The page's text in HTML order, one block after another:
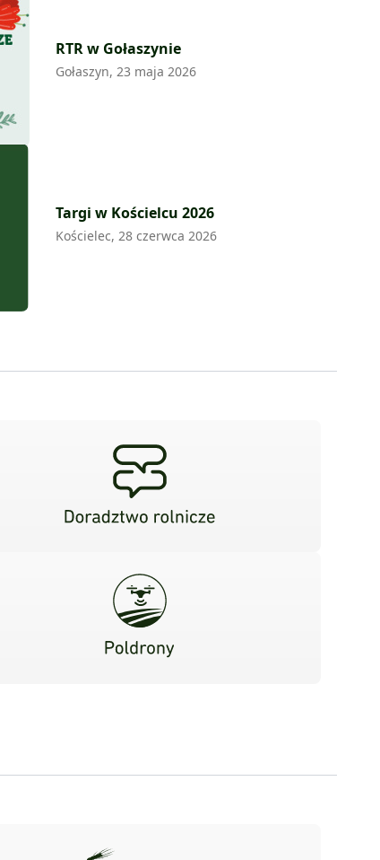
RTR w Gołaszynie
Gołaszyn, 23 maja 2026
Targi w Kościelcu 2026
Kościelec, 28 czerwca 2026